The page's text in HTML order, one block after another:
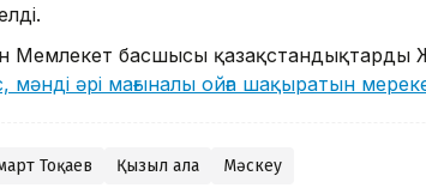
Мемлекет басшысы қазақстандықтарды
мәнді әрі мағыналы ойға шақыратын
Тоқаев Қызыл алаң Мәскеу